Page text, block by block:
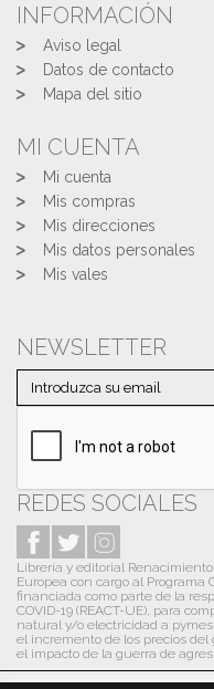
INFORMACIÓN
Aviso legal
Datos de contacto
Mapa del sitio
MI CUENTA
Mi cuenta
Mis compras
Mis direcciones
Mis datos personales
Mis vales
NEWSLETTER
REDES SOCIALES
Librería y editorial
Europea con cargo al Programa
financiada como parte de la
COVID-19 (REACT-UE), para
natural y/o electricidad a
el incremento de los precios
el impacto de la guerra de